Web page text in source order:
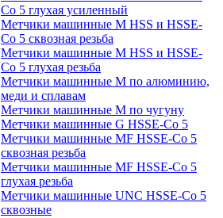
Co 5 глухая усиленный
Метчики машинные M HSS и HSSE-
Co 5 сквозная резьба
Метчики машинные M HSS и HSSE-
Co 5 глухая резьба
Метчики машинные M по алюминию,
меди и сплавам
Метчики машинные M по чугуну
Метчики машинные G HSSE-Co 5
Метчики машинные MF HSSE-Co 5
сквозная резьба
Метчики машинные MF HSSE-Co 5
глухая резьба
Метчики машинные UNC HSSE-Co 5
сквозные